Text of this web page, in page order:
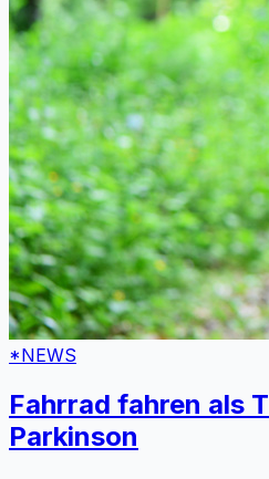
*NEWS
Fahrrad fahren als
Parkinson